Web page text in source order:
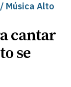
Música Alto
cantar
se